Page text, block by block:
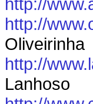
http://
Oliveirinha
http://
Lanhoso